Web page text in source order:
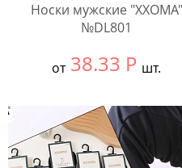
Носки мужские "XXOMA"
№DL801
от 38.33 Р шт.
В упаковке:
10 шт.
Количество: